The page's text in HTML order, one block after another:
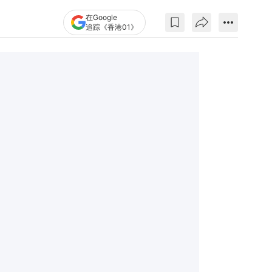
在Google
追踪《香港01》